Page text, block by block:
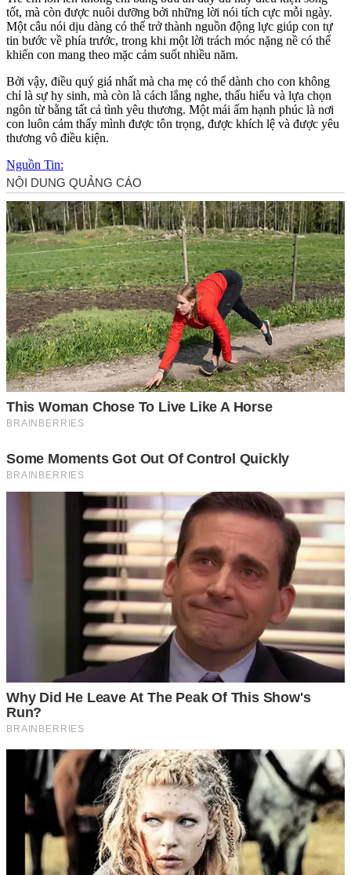
tốt, mà còn được nuôi dưỡng bởi những lời nói tích cực mỗi ngày.
Một câu nói dịu dàng có thể trở thành nguồn động lực giúp con tự
tin bước về phía trước, trong khi một lời trách móc nặng nề có thể
khiến con mang theo mặc cảm suốt nhiều năm.
Bởi vậy, điều quý giá nhất mà cha mẹ có thể dành cho con không
chỉ là sự hy sinh, mà còn là cách lắng nghe, thấu hiểu và lựa chọn
ngôn từ bằng tất cả tình yêu thương. Một mái ấm hạnh phúc là nơi
con luôn cảm thấy mình được tôn trọng, được khích lệ và được yêu
thương vô điều kiện.
Nguồn Tin: